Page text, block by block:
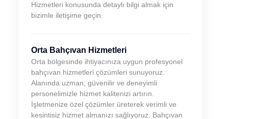
Hizmetleri konusunda detaylı bilgi almak için
bizimle iletişime geçin.
Orta Bahçıvan Hizmetleri
Orta bölgesinde ihtiyacınıza uygun profesyonel
bahçıvan hizmetleri çözümleri sunuyoruz.
Alanında uzman, güvenilir ve deneyimli
personelimizle hizmet kalitenizi artırın.
İşletmenize özel çözümler üreterek verimli ve
kesintisiz hizmet almanızı sağlıyoruz. Bahçıvan